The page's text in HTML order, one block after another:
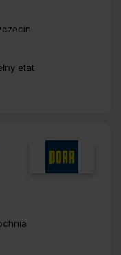
pracy:
etat